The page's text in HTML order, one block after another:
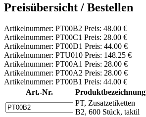
Preisübersicht / Bestellen
Artikelnummer: PT00B2 Preis: 48.00 €
Artikelnummer: PT00C1 Preis: 28.00 €
Artikelnummer: PT00D1 Preis: 44.00 €
Artikelnummer: PTU010 Preis: 148.25 €
Artikelnummer: PT00A1 Preis: 28.00 €
Artikelnummer: PT00A2 Preis: 28.00 €
Artikelnummer: PT00B1 Preis: 44.00 €
Art.-Nr.
Produktbezeichnung
PT, Zusatzetiketten
B2, 600 Stück, taktil